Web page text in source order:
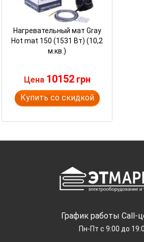
Нагревательный мат Gray
Hot mat 150 (1531 Вт) (10,2
м.кв.)
Цена 10152 грн
Купить со скидкой
График работы Call-
Пн-Пт с 9:00 до